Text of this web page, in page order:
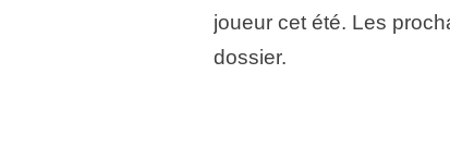
joueur cet été. Les
dossier.